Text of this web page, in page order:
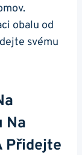
Na
Přidejte